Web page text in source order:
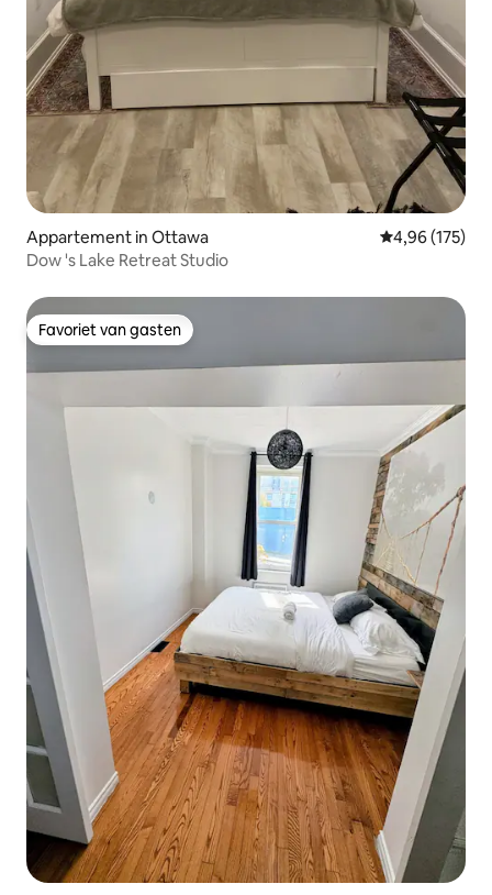
Appartement in Ottawa Gemiddelde
4,96 (175)
Dow 's Lake Retreat Studio
Favoriet van gasten
Favoriet van gasten